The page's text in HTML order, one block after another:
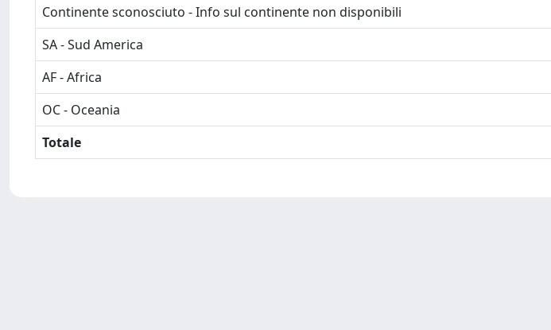
Continente sconosciuto - Info sul continente non disponibili
SA - Sud America
AF - Africa
OC - Oceania
Totale